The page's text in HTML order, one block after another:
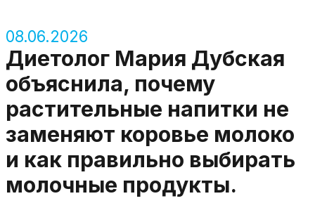
08.06.2026
Диетолог Мария Дубская
объяснила, почему
растительные напитки не
заменяют коровье молоко
и как правильно выбирать
молочные продукты.